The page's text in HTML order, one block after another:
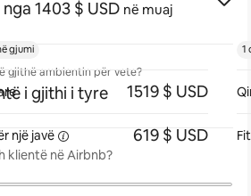
· nga 1403 $ USD në muaj
gjithë ambientin për vete?
i gjithi i tyre
klientë në Airbnb?
gjumi
1519 $ USD
një javë 619 $ USD
1